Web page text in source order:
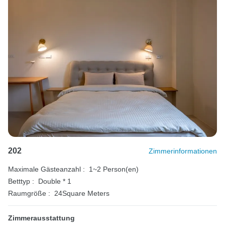
202 Zimmerinformationen
Maximale Gästeanzahl :
1~2 Person(en)
Betttyp :
Double * 1
Raumgröße :
24Square Meters
Zimmerausstattung